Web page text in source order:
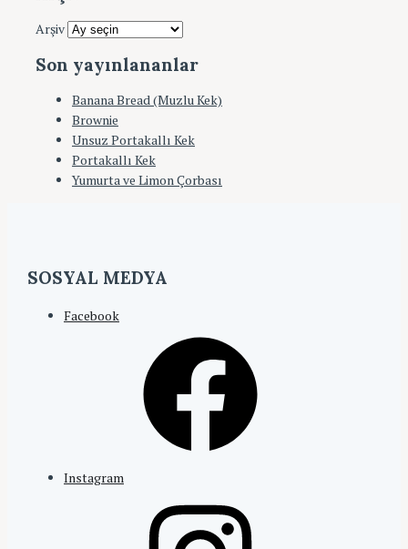
Arşiv
Son yayınlananlar
Banana Bread (Muzlu Kek)
Brownie
Unsuz Portakallı Kek
Portakallı Kek
Yumurta ve Limon Çorbası
SOSYAL MEDYA
Facebook
Instagram